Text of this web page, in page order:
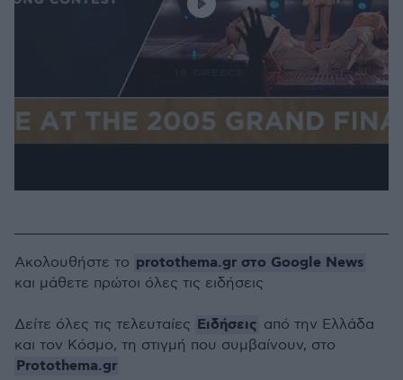
Ακολουθήστε το protothema.gr στο Google News
και μάθετε πρώτοι όλες τις ειδήσεις
Δείτε όλες τις τελευταίες Ειδήσεις από την Ελλάδα
και τον Κόσμο, τη στιγμή που συμβαίνουν, στο
Protothema.gr